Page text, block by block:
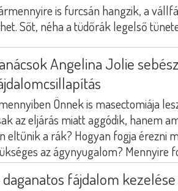
is furcsán hangzik, a
Sőt, néha a tüdőrák legelső
Angelina Jolie
Önnek is masectomiája
az eljárás miatt aggódik, hanem
eltűnik a rák? Hogyan fogja érezni
az ágynyugalom? Mennyire
daganatos fájdalom kezelése